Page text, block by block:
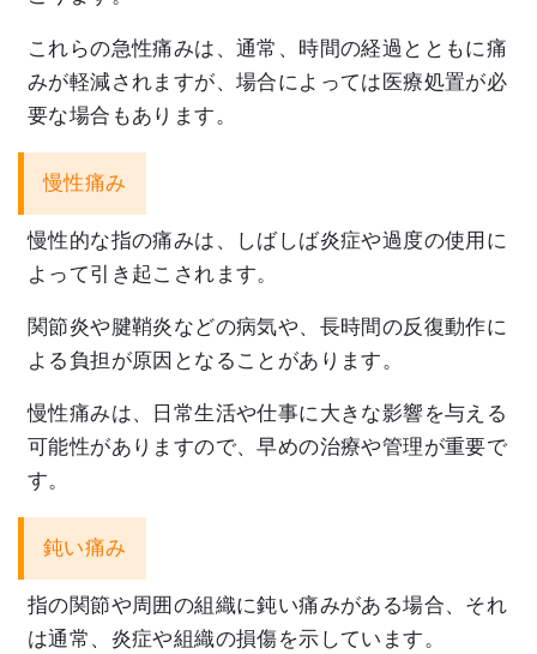
これらの急性痛みは、通常、 時間の経過とともに痛
みが軽減されますが、 場合によっては医療処置が必
要な場合もあります。
慢性痛み
慢性的な指の痛みは、
しばしば炎症や過度の使用に
よって引き起こされます。
関節炎や腱鞘炎などの病気や、 長時間の反復動作に
よる負担が原因となることがあります。
慢性痛みは、
日常生活や仕事に大きな影響を与える
可能性がありますので、早めの治療や管理が重要で
す。
鈍い痛み
指の関節や周囲の組織に鈍い痛みがある場合、それ
は通常、 炎症や組織の損傷を示しています。